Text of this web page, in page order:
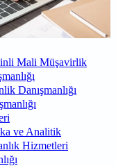
Mali Müşavirlik
Danışmanlığı
ve Analitik
Hizmetleri